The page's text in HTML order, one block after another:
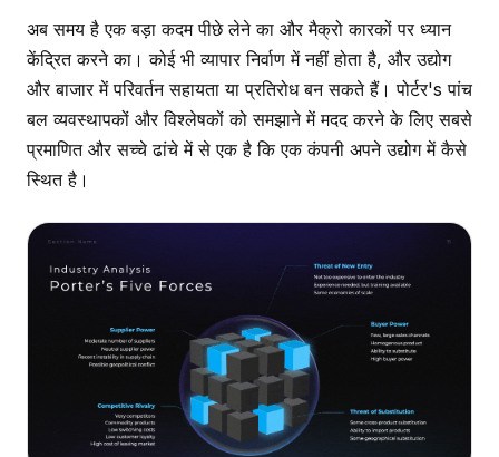
अब समय है एक बड़ा कदम पीछे लेने का और मैक्रो कारकों पर ध्यान
केंद्रित करने का। कोई भी व्यापार निर्वाण में नहीं होता है, और उद्योग
और बाजार में परिवर्तन सहायता या प्रतिरोध बन सकते हैं। पोर्टर's पांच
बल व्यवस्थापकों और विश्लेषकों को समझाने में मदद करने के लिए सबसे
प्रमाणित और सच्चे ढांचे में से एक है कि एक कंपनी अपने उद्योग में कैसे
स्थित है।